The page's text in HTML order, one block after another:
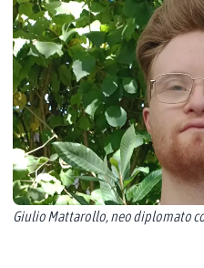
Giulio Mattarollo, neo diplomato